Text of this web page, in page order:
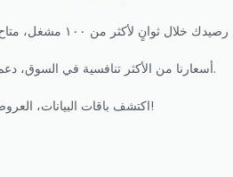
أسعارنا من الأكثر تنافسية في السوق، دعم بلغتك وإحصائيات مفصلة. مثالي للعائلات، المسافرين والشركات التي تقدر السرعة.
اكتشف باقات البيانات، العروض الخاصة والاستفادة من كل عملية شحن. اشحن اليوم ولا تقلق أبدًا من نفاد الرصيد!